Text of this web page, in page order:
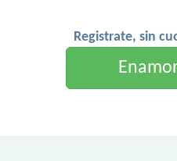
Registrate, sin